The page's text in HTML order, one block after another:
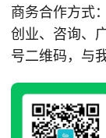
商务合作方式
创业、咨询、
号二维码，与